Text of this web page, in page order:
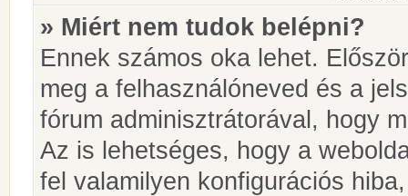
» Miért nem tudok belépni?
Ennek számos oka lehet.
meg a felhasználóneved és a
fórum adminisztrátorával, hogy
Az is lehetséges, hogy a
fel valamilyen konfigurációs